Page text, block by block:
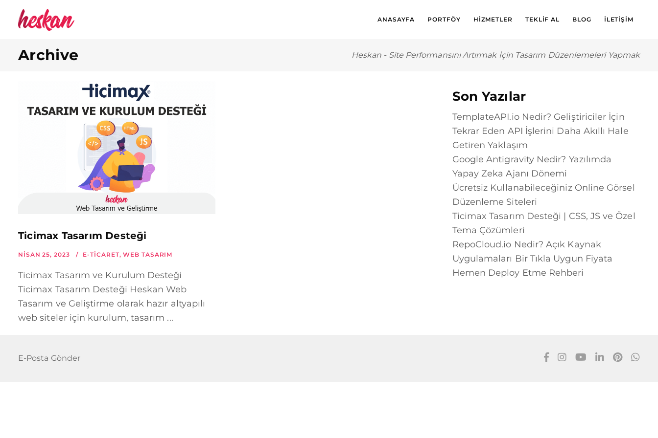
ANASAYFA PORTFÖY HIZMETLER TEKLIF AL BLOG İLETIŞIM
Archive Heskan - Site Performansını Artırmak İçin Tasarım Düzenlemeleri Yapmak
Ticimax Tasarım Desteği
NISAN 25, 2023 E-TICARET,WEB TASARIM
Ticimax Tasarım ve Kurulum Desteği
Ticimax Tasarım Desteği Heskan Web
Tasarım ve Geliştirme olarak hazır altyapılı
web siteler için kurulum, tasarım ...
Son Yazılar
TemplateAPI.io Nedir? Geliştiriciler İçin
Tekrar Eden API İşlerini Daha Akıllı Hale
Getiren Yaklaşım
Google Antigravity Nedir? Yazılımda
Yapay Zeka Ajanı Dönemi
Ücretsiz Kullanabileceğiniz Online Görsel
Düzenleme Siteleri
Ticimax Tasarım Desteği | CSS, JS ve Özel
Tema Çözümleri
RepoCloud.io Nedir? Açık Kaynak
Uygulamaları Bir Tıkla Uygun Fiyata
Hemen Deploy Etme Rehberi
E-Posta Gönder